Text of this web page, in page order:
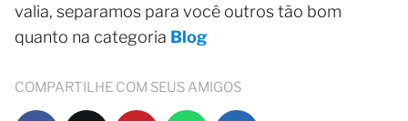
valia, separamos para você outros tão bom
quanto na categoria Blog
COMPARTILHE COM SEUS AMIGOS